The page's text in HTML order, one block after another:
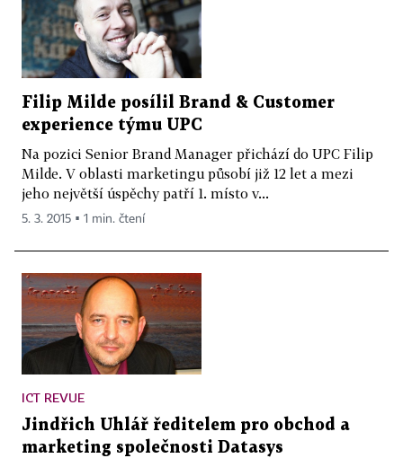
Filip Milde posílil Brand & Customer
experience týmu UPC
Na pozici Senior Brand Manager přichází do UPC Filip
Milde. V oblasti marketingu působí již 12 let a mezi
jeho největší úspěchy patří 1. místo v...
5. 3. 2015 ▪ 1 min. čtení
ICT REVUE
Jindřich Uhlář ředitelem pro obchod a
marketing společnosti Datasys